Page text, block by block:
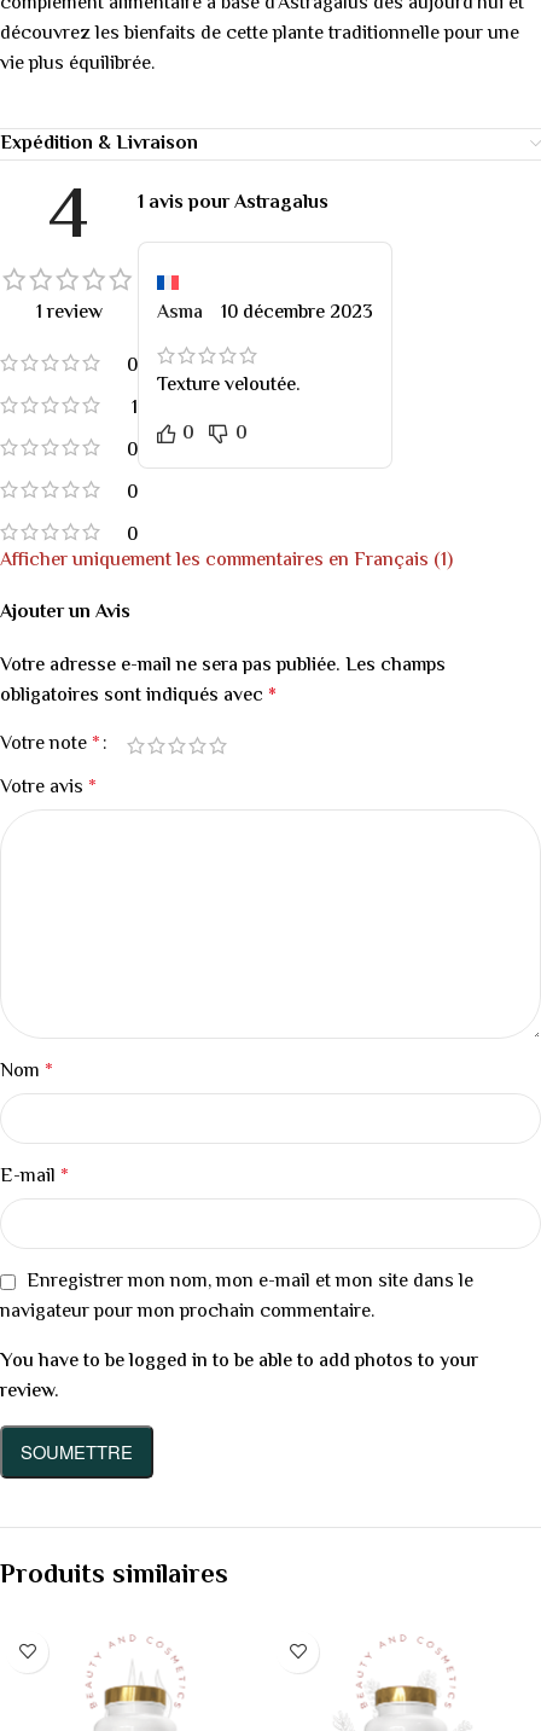
découvrez les bienfaits de cette plante traditionnelle pour une
vie plus équilibrée.
Expédition & Livraison
4
1 review
0
1
0
0
0
1 avis pourAstragalus
Asma 10 décembre 2023
Texture veloutée.
0
0
Afficher uniquement les commentaires en Français (1)
Ajouter un Avis
Votre adresse e-mail ne sera pas publiée. Les champs
obligatoires sont indiqués avec *
Votre note *
Votre avis *
Nom *
E-mail *
Enregistrer mon nom, mon e-mail et mon site dans le
navigateur pour mon prochain commentaire.
You have to be logged in to be able to add photos to your
review.
Produits similaires